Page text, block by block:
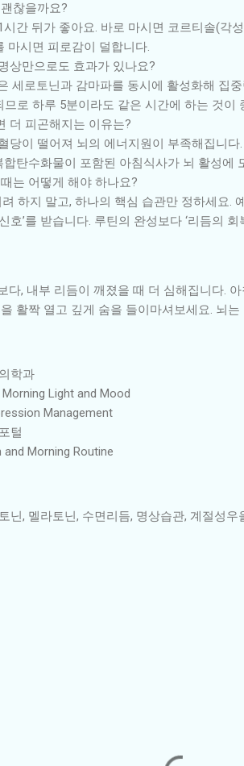
찮을까요?
간 뒤가 좋아요. 바로 마시면 코르티솔(각
마시면 피로감이 덜합니다.
상만으로도 효과가 있나요?
세로토닌과 감마파를 동시에 활성화해 집중
로 하루 5분이라도 같은 시간에 하는 것이
더 피곤해지는 이유는?
당이 떨어져 뇌의 에너지원이 부족해집니
탄수화물이 포함된 아침식사가 뇌 활성에
는 어떻게 해야 하나요?
려 하지 말고, 하나의 핵심 습관만 정하세요.
호’를 받습니다. 루틴의 완성보다 ‘리듬의 회
다, 내부 리듬이 깨졌을 때 더 심해집니다.
활짝 열고 깊게 숨을 들이마셔보세요. 뇌
학과
Light and Mood
Management
털
Morning Routine
닌, 멜라토닌, 수면리듬, 명상습관, 계절성우